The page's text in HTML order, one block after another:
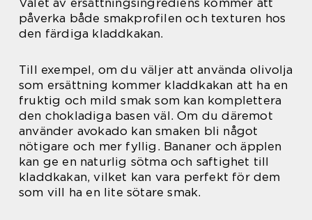
påverka både smakprofilen och texturen hos
den färdiga kladdkakan.
Till exempel, om du väljer att använda olivolja
som ersättning kommer kladdkakan att ha en
fruktig och mild smak som kan komplettera
den chokladiga basen väl. Om du däremot
använder avokado kan smaken bli något
nötigare och mer fyllig. Bananer och äpplen
kan ge en naturlig sötma och saftighet till
kladdkakan, vilket kan vara perfekt för dem
som vill ha en lite sötare smak.